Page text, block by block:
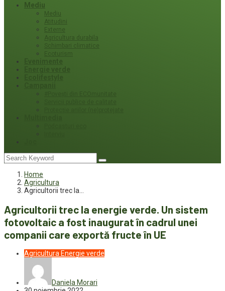
Mediu
Mediu
Atitudini
Externe
Agricultura durabila
Schimbari climatice
Ecoturism
Home
Agricultura
Agricultorii trec la…
Agricultorii trec la energie verde. Un sistem
fotovoltaic a fost inaugurat în cadrul unei
companii care exportă fructe în UE
Agricultura Energie verde
Daniela Morari